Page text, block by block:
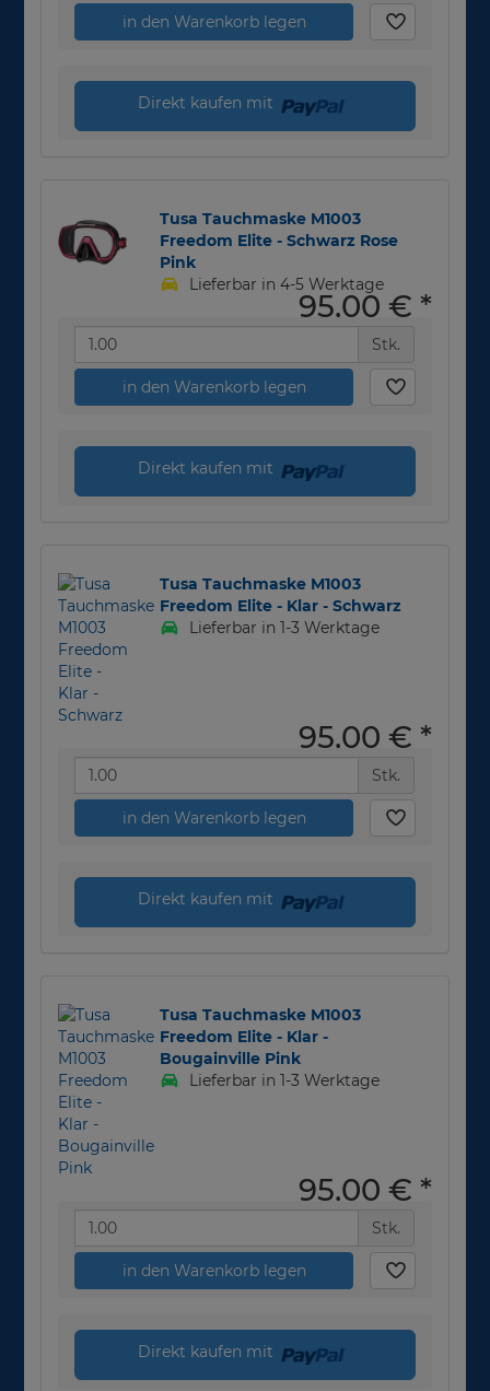
in den Warenkorb legen
Direkt kaufen mit
Tusa Tauchmaske M1003
Freedom Elite - Schwarz Rose
Pink
Lieferbar in 4-5 Werktage
95,00 € *
Stk.
in den Warenkorb legen
Direkt kaufen mit
Tusa Tauchmaske M1003
Freedom Elite - Klar - Schwarz
Lieferbar in 1-3 Werktage
95,00 € *
Stk.
in den Warenkorb legen
Direkt kaufen mit
Tusa Tauchmaske M1003
Freedom Elite - Klar -
Bougainville Pink
Lieferbar in 1-3 Werktage
95,00 € *
Stk.
in den Warenkorb legen
Direkt kaufen mit